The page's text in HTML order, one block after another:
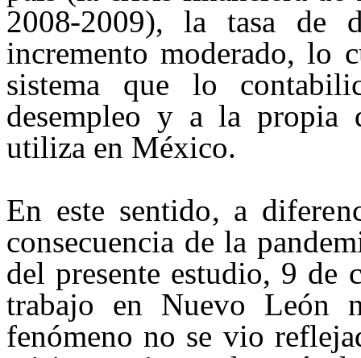
2008-2009),la tasa de
incremento moderado, lo
sistema que lo
desempleo y a la propia
utiliza en México.
En este sentido, a
consecuencia de la
del presente estudio, 9 de
trabajo en Nuevo León
fenómeno no se vio